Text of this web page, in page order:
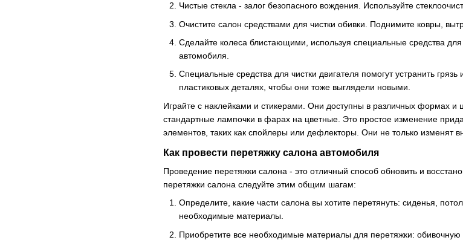
Чистые стекла - залог безопасного вождения. Используйте
Очистите салон средствами для чистки обивки. Поднимите ковры,
Сделайте колеса блистающими, используя специальные средства
автомобиля.
Специальные средства для чистки двигателя помогут устранить
пластиковых деталях, чтобы они тоже выглядели новыми.
Играйте с наклейками и стикерами. Они доступны в различных формах и
стандартные лампочки в фарах на цветные. Это простое изменение
элементов, таких как спойлеры или дефлекторы. Они не только изменят
Как провести перетяжку салона автомобиля
Проведение перетяжки салона - это отличный способ обновить и
перетяжки салона следуйте этим общим шагам:
Определите, какие части салона вы хотите перетянуть: сиденья,
необходимые материалы.
Приобретите все необходимые материалы для перетяжки: